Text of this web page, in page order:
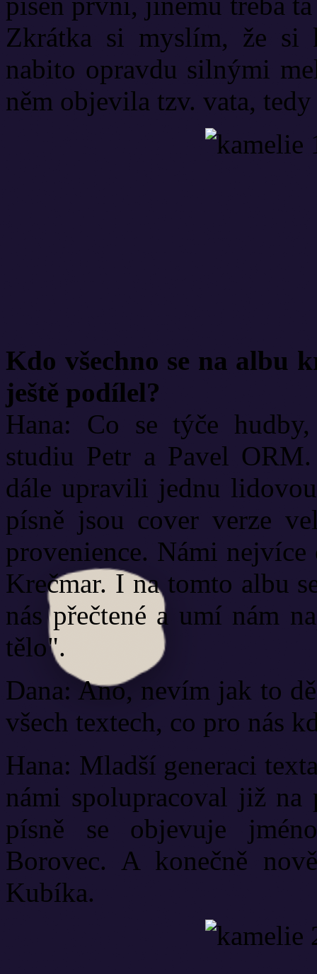
Zkrátka si myslím, že si
nabito opravdu silnými
něm objevila tzv. vata,
Kdo všechno se na albu
ještě podílel?
Hana: Co se týče
studiu Petr a Pavel
dále upravili jednu
písně jsou cover verze
provenience. Námi
Krečmar. I na tomto albu
nás přečtené a umí nám
tělo".
Dana: Ano, nevím jak to
všech textech, co pro nás
Hana: Mladší generaci
námi spolupracoval již
písně se objevuje
Borovec. A konečně
Kubíka.